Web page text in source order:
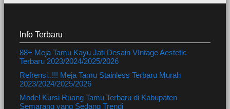
Info Terbaru
88+ Meja Tamu Kayu Jati Desain VIntage Aestetic
Terbaru 2023/2024/2025/2026
Refrensi..!!! Meja Tamu Stainless Terbaru Murah
2023/2024/2025/2026
Model Kursi Ruang Tamu Terbaru di Kabupaten
Semarang yang Sedang Trendi